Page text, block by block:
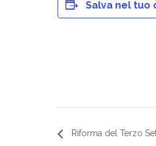
Salva nel tuo
Riforma del Terzo